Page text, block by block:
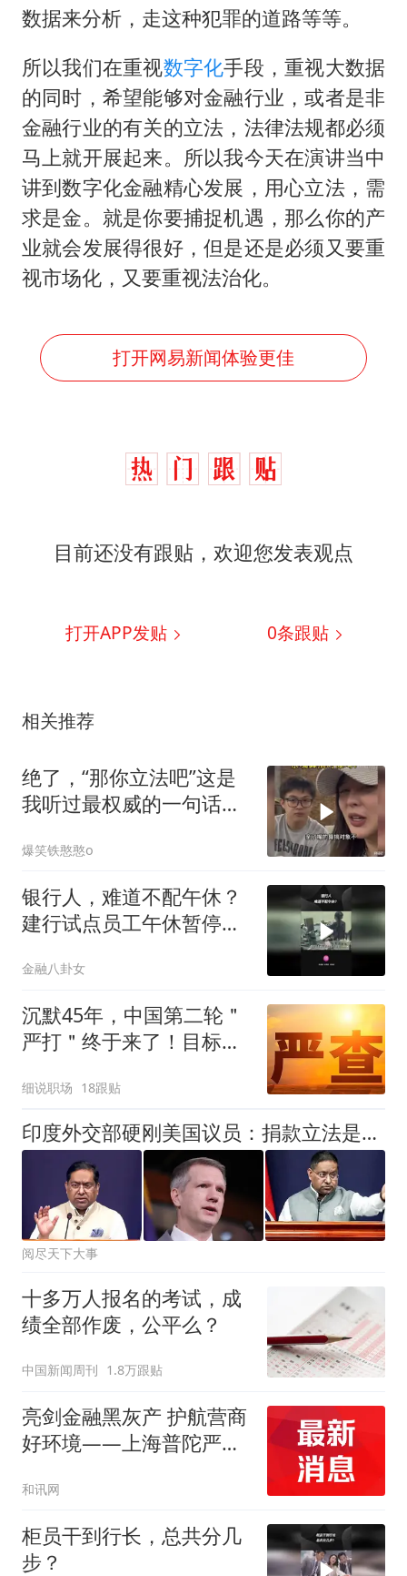
数据来分析，走这种犯罪的道路等等。
所以我们在重视数字化手段，重视大数据
的同时，希望能够对金融行业，或者是非
金融行业的有关的立法，法律法规都必须
马上就开展起来。所以我今天在演讲当中
讲到数字化金融精心发展，用心立法，需
求是金。就是你要捕捉机遇，那么你的产
业就会发展得很好，但是还是必须又要重
视市场化，又要重视法治化。
打开网易新闻体验更佳
目前还没有跟贴，欢迎您发表观点
打开APP发贴 0条跟贴
相关推荐
绝了，“那你立法吧”这是
我听过最权威的一句话，
爆笑铁憨憨o
银行人，难道不配午休？
建行试点员工午休暂停柜
金融八卦女
沉默45年，中国第二轮＂
严打＂终于来了！目标改
细说职场 18跟贴
印度外交部硬刚美国议员：捐款立法是内务，轮不到外人指手画脚！
阅尽天下大事
十多万人报名的考试，成
绩全部作废，公平么？
中国新闻周刊 1.8万跟贴
亮剑金融黑灰产 护航营商
好环境——上海普陀严
筑牢金融法治屏障
和讯网
柜员干到行长，总共分几
步？